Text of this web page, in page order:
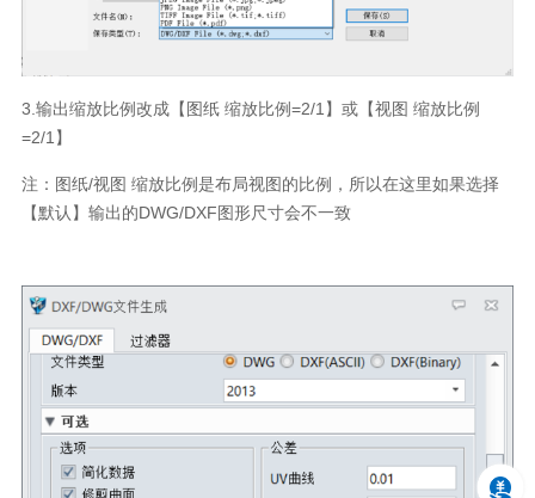
3. 输出缩放比例改成【图纸 缩放比例=2/1 】或【视图 缩放比例
=2/1 】
注：图纸/视图 缩放比例是布局视图的比例，所以在这里如果选择
【默认】输出的DWG/DXF图形尺寸会不一致